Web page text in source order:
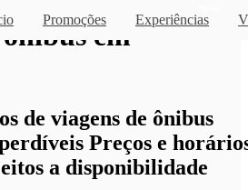
Promoções Experiências
em
de viagens de ônibus
Preços e
a disponibilidade